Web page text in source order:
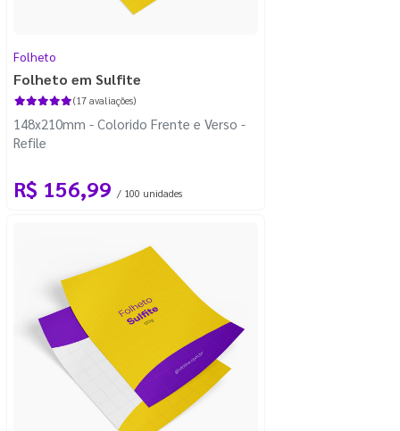
Folheto
Folheto em Sulfite
(17 avaliações)
148x210mm - Colorido Frente e Verso -
Refile
R$ 156,99 / 100 unidades